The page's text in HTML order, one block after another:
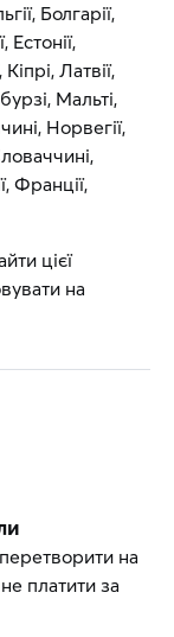
Болгарії,
Естонії,
Кіпрі, Латвії,
Мальті,
Норвегії,
Франції,
цієї
на
на
платити за